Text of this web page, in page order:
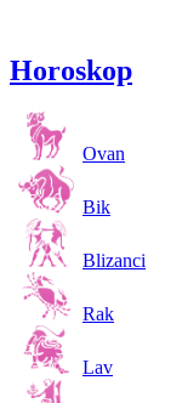
Horoskop
Ovan
Bik
Blizanci
Rak
Lav